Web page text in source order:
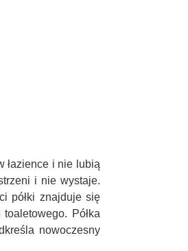
łazience i nie lubią
i nie wystaje.
półki znajduje się
Półka
nowoczesny